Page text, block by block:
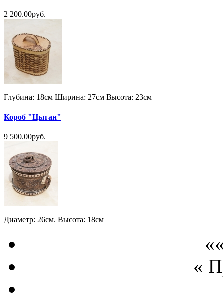
2 200.00руб.
Глубина: 18см Ширина: 27см Высота: 23см
Короб "Цыган"
9 500.00руб.
Диаметр: 26см. Высота: 18см
«